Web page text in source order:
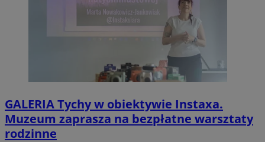
GALERIATychy w obiektywie Instaxa.
Muzeum zaprasza na bezpłatne warsztaty
rodzinne